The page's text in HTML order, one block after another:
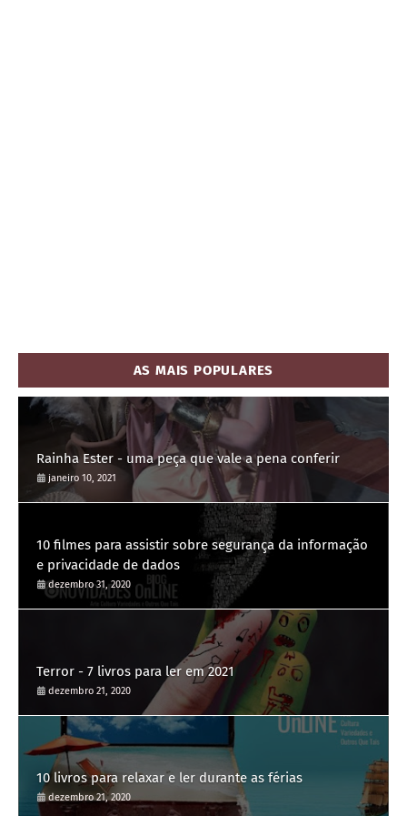
AS MAIS POPULARES
Rainha Ester - uma peça que vale a pena conferir
janeiro 10, 2021
10 filmes para assistir sobre segurança da informação
e privacidade de dados
dezembro 31, 2020
Terror - 7 livros para ler em 2021
dezembro 21, 2020
10 livros para relaxar e ler durante as férias
dezembro 21, 2020